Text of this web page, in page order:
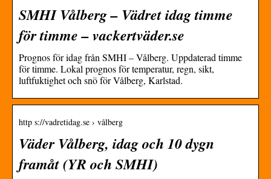
SMHI Vålberg – Vädret idag timme
för timme – vackertväder.se
Prognos för idag från SMHI – Vålberg. Uppdaterad timme
för timme. Lokal prognos för temperatur, regn, sikt,
luftfuktighet och snö för Vålberg, Karlstad.
http s://vadretidag.se › vålberg
Väder Vålberg, idag och 10 dygn
framåt (YR och SMHI)